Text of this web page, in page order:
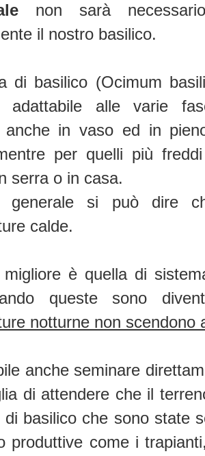
non sarà
il nostro basilico.
di basilico (Ocimum
adattabile alle varie
anche in vaso ed in
per quelli più
serra o in casa.
generale si può dire
calde.
migliore è quella di
queste sono
notturne non scendono
anche seminare
di attendere che il
di basilico che sono state
produttive come i